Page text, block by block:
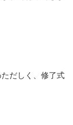
だしく、修了式